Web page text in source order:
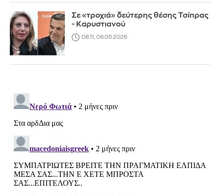
Σε «τροχιά» δεύτερης θέσης Τσίπρας
- Καρυστιανού
08:11, 08.05.2026